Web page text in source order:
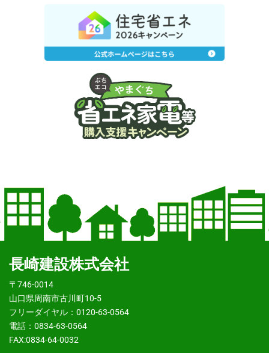
長崎建設株式会社
〒746-0014
山口県周南市古川町10-5
フリーダイヤル：0120-63-0564
電話：0834-63-0564
FAX:0834-64-0032